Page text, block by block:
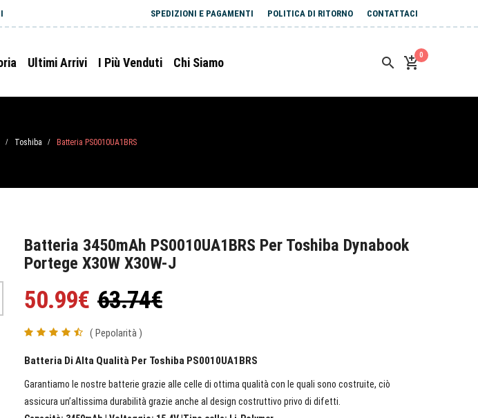
SPEDIZIONI E PAGAMENTI POLITICA DI RITORNO CONTATTACI
Ultimi Arrivi I Più Venduti Chi Siamo
0
/ Toshiba / Batteria PS0010UA1BRS
Batteria 3450mAh PS0010UA1BRS Per Toshiba Dynabook
Portege X30W X30W-J
50.99€ 63.74€
( Pepolarità )
Batteria Di Alta Qualità Per Toshiba PS0010UA1BRS
Garantiamo le nostre batterie grazie alle celle di ottima qualità con le quali sono costruite, ciò
assicura un’altissima durabilità grazie anche al design costruttivo privo di difetti.